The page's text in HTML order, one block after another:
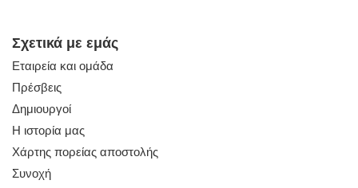
Σχετικά με εμάς
Εταιρεία και ομάδα
Πρέσβεις
Δημιουργοί
Η ιστορία μας
Χάρτης πορείας αποστολής
Συνοχή